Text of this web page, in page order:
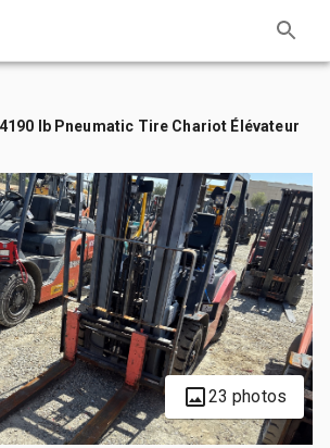
lb Pneumatic Tire Chariot Élévateur
23 photos